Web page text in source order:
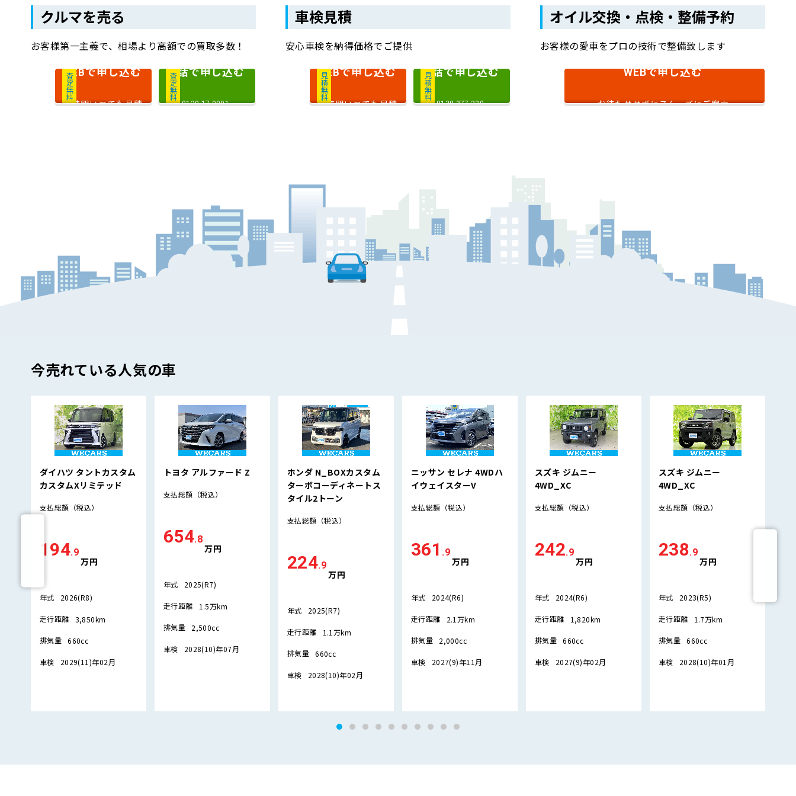
クルマを売る
お客様第一主義で、相場より高額での買取多数！
査定無料
WEBで申し込む
24時間いつでも見積
査定無料
電話で申し込む
0120-17-0001
車検見積
安心車検を納得価格でご提供
見積無料
WEBで申し込む
24時間いつでも見積
見積無料
電話で申し込む
0120-377-220
オイル交換・点検・整備予約
お客様の愛車をプロの技術で整備致します
WEBで申し込む
お待たせせずにスムーズにご案内
今売れている人気の車
ダイハツ タントカスタム
カスタムXリミテッド
支払総額 （税込）
194.9
万円
年式 2026(R8)
走行距離 3,850km
排気量 660cc
車検 2029(11)年02月
トヨタ アルファード Z
支払総額 （税込）
654.8
万円
年式 2025(R7)
走行距離 1.5万km
排気量 2,500cc
車検 2028(10)年07月
ホンダ N_BOXカスタム
ターボコーディネートス
タイル2トーン
支払総額 （税込）
224.9
万円
年式 2025(R7)
走行距離 1.1万km
排気量 660cc
車検 2028(10)年02月
ニッサン セレナ 4WDハ
イウェイスターV
支払総額 （税込）
361 .9
万円
年式 2024(R6)
走行距離 2.1万km
排気量 2,000cc
車検 2027(9)年11月
スズキ ジムニー
4WD_XC
支払総額 （税込）
242.9
万円
年式 2024(R6)
走行距離 1,820km
排気量 660cc
車検 2027(9)年02月
スズキ ジムニー
4WD_XC
支払総額 （税込）
238.9
万円
年式 2023(R5)
走行距離 1.7万km
排気量 660cc
車検 2028(10)年01月